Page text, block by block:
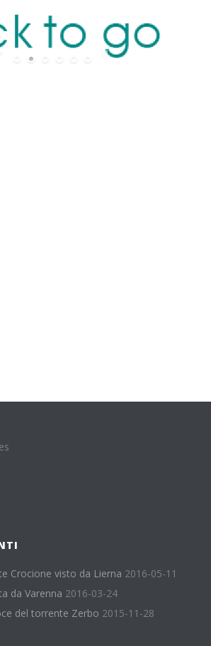
Crocione visto da Lierna 2016-05-11
da Varenna 2016-03-24
del torrente Zerbo 2015-11-28